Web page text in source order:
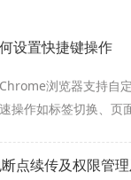
设置快捷键操作
Chrome浏览器支持自
速操作如标签切换、页
便捷度。
点续传及权限管